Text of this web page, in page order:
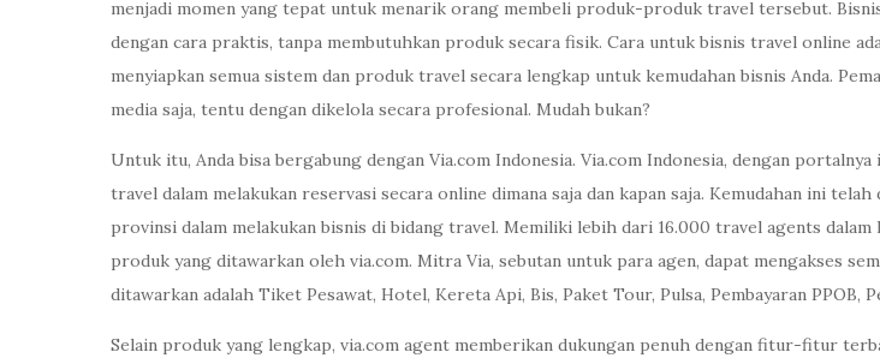
menjadi momen yang tepat untuk menarik orang membeli produk-produk travel tersebut.
dengan cara praktis, tanpa membutuhkan produk secara fisik. Cara untuk bisnis travel online
menyiapkan semua sistem dan produk travel secara lengkap untuk kemudahan bisnis Anda.
media saja, tentu dengan dikelola secara profesional. Mudah bukan?
Untuk itu, Anda bisa bergabung dengan Via.com Indonesia. Via.com Indonesia, dengan
travel dalam melakukan reservasi secara online dimana saja dan kapan saja. Kemudahan ini
provinsi dalam melakukan bisnis di bidang travel. Memiliki lebih dari 16.000 travel agents
produk yang ditawarkan oleh via.com. Mitra Via, sebutan untuk para agen, dapat mengakses
ditawarkan adalah Tiket Pesawat, Hotel, Kereta Api, Bis, Paket Tour, Pulsa, Pembayaran PPOB,
Selain produk yang lengkap, via.com agent memberikan dukungan penuh dengan fitur-fitur